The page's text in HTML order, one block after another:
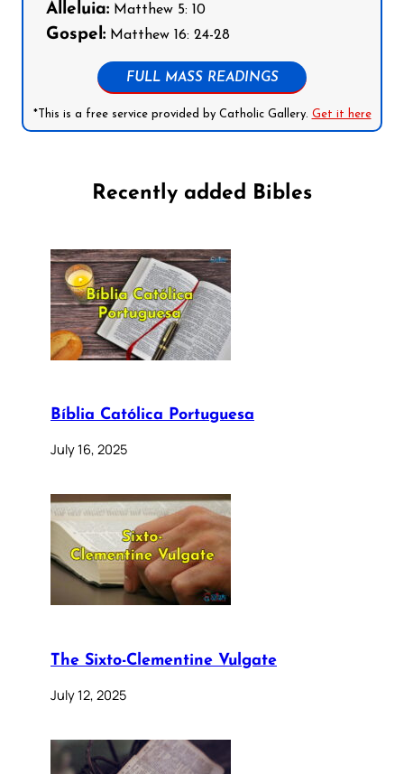
Alleluia: Matthew 5: 10
Gospel: Matthew 16: 24-28
FULL MASS READINGS
*This is a free service provided by Catholic Gallery. Get it here
Recently added Bibles
Bíblia Católica Portuguesa
July 16, 2025
The Sixto-Clementine Vulgate
July 12, 2025